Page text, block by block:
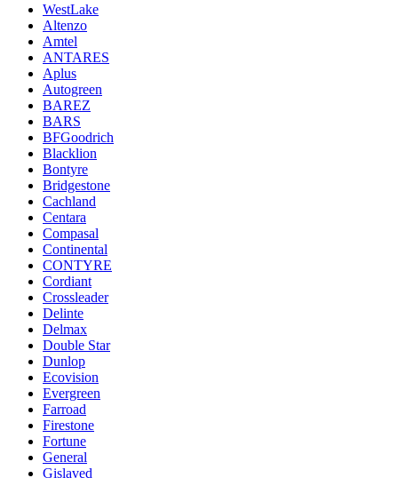
WestLake
Altenzo
Amtel
ANTARES
Aplus
Autogreen
BAREZ
BARS
BFGoodrich
Blacklion
Bontyre
Bridgestone
Cachland
Centara
Compasal
Continental
CONTYRE
Cordiant
Crossleader
Delinte
Delmax
Double Star
Dunlop
Ecovision
Evergreen
Farroad
Firestone
Fortune
General
Gislaved